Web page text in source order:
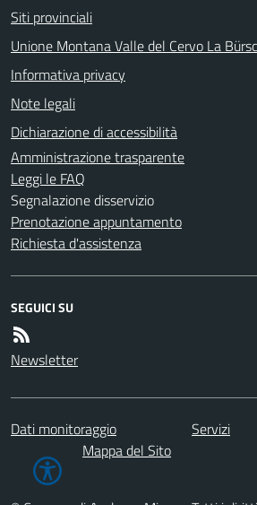
Siti provinciali
Unione Montana Valle del Cervo La
Informativa privacy
Note legali
Dichiarazione di accessibilità
Amministrazione trasparente
Leggi le FAQ
Segnalazione disservizio
Prenotazione appuntamento
Richiesta d'assistenza
SEGUICI SU
Newsletter
Dati monitoraggio Servizi
Mappa del Sito